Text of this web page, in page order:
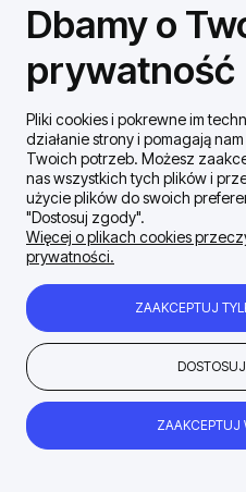
REGON:
Szybki
Dostawa
Zakupy
Dbamy o
prywatność
Pliki cookies i pokrewne im
działanie strony i pomagają
Twoich potrzeb. Możesz
nas wszystkich tych plików i
użycie plików do swoich
"Dostosuj zgody".
Więcej o plikach cookies
prywatności.
ZAAKCEPTUJ
ZAAKCEPTUJ